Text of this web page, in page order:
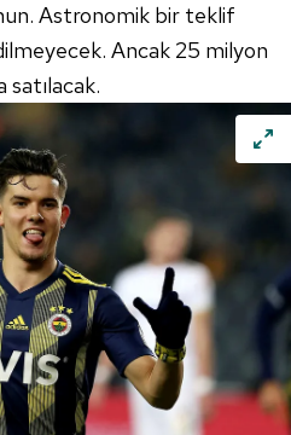
Astronomik bir teklif
Ancak 25 milyon